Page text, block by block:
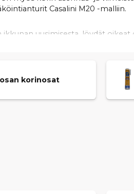
Casalini M20 -malliin.
uusimisesta, löydät
korinosat